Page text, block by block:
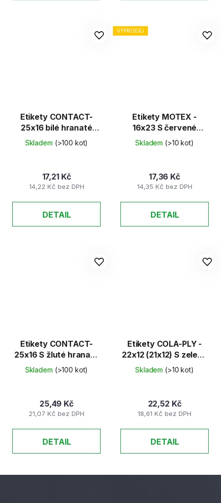
Etikety CONTACT-
25x16 bílé hranaté
40ks/K
Skladem (>100 kot)
14,22 Kč bez DPH
17,21 Kč
DETAIL
VÝPRODEJ
Etikety MOTEX -
16x23 S červené
60ks/K
Skladem (>10 kot)
14,35 Kč bez DPH
17,36 Kč
DETAIL
Etikety CONTACT-
25x16 S žluté hranaté
40ks/K
Skladem (>100 kot)
21,07 Kč bez DPH
25,49 Kč
DETAIL
Etikety COLA-PLY -
22x12 (21x12) S zelené
48ks/K
Skladem (>10 kot)
18,61 Kč bez DPH
22,52 Kč
DETAIL